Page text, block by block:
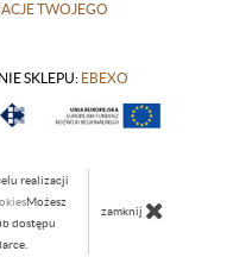
TWOJEGO
SKLEPU: EBEXO
realizacji
Możesz
dostępu
zamknij